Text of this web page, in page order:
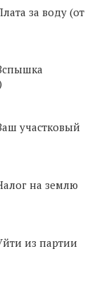
за воду (от
участковый
на землю
из партии